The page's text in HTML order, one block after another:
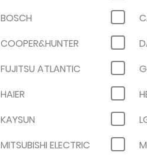
BOSCH
COOPER&HUNTER
FUJITSU ATLANTIC
HAIER
KAYSUN
MITSUBISHI ELECTRIC